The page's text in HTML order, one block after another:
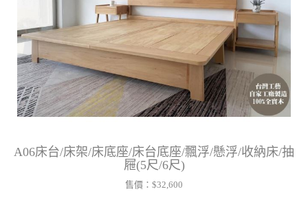
A06床台/床架/床底座/床台底座/飄浮/懸浮/收納床/抽
屜(5尺/6尺)
售價： $32,600